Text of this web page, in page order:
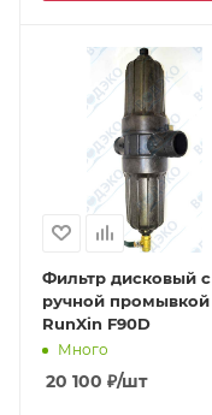
Фильтр дисковый с
ручной промывкой
RunXin F90D
Много
20 100 ₽/шт